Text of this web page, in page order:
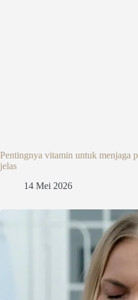
Pentingnya vitamin untuk menjaga
jelas
14 Mei 2026